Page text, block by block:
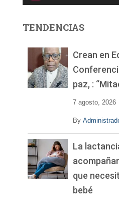
d
TENDENCIAS
Crean en
paz, :
7 agosto, 2026
By
La
que
bebé